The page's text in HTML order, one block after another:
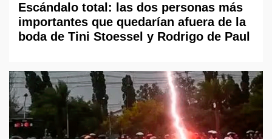
Escándalo total: las dos personas más
importantes que quedarían afuera de la
boda de Tini Stoessel y Rodrigo de Paul